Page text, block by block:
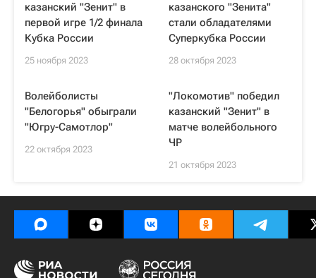
казанский "Зенит" в
первой игре 1/2 финала
Кубка России
25 ноября 2023
казанского "Зенита"
стали обладателями
Суперкубка России
28 октября 2023
Волейболисты
"Белогорья" обыграли
"Югру-Самотлор"
22 октября 2023
"Локомотив" победил
казанский "Зенит" в
матче волейбольного
ЧР
21 октября 2023